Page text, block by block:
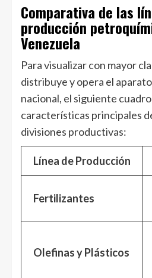
Comparativa de las
producción
Venezuela
Para visualizar con mayor
distribuye y opera el
nacional, el siguiente
características principales
divisiones productivas:
Línea de Producción
Fertilizantes
Olefinas y Plásticos